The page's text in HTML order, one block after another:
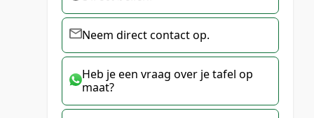
Neem direct contact op.
Heb je een vraag over je tafel op
maat?